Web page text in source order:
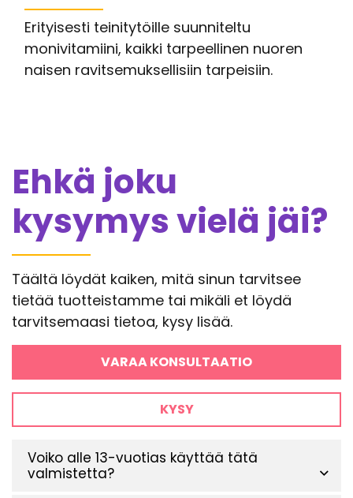
Erityisesti teinitytöille suunniteltu
monivitamiini, kaikki tarpeellinen nuoren
naisen ravitsemuksellisiin tarpeisiin.
Ehkä joku
kysymys vielä jäi?
Täältä löydät kaiken, mitä sinun tarvitsee
tietää tuotteistamme tai mikäli et löydä
tarvitsemaasi tietoa, kysy lisää.
VARAA KONSULTAATIO
KYSY
Voiko alle 13-vuotias käyttää tätä
valmistetta?